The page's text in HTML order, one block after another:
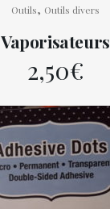
Outils, Outils divers
Vaporisateurs
2,50€